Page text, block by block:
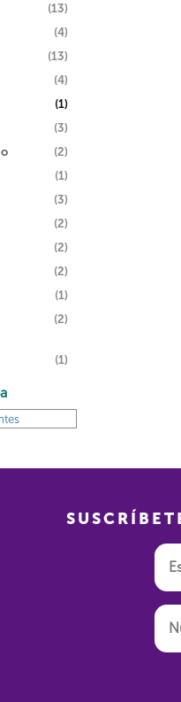
(13)
(4)
(13)
(4)
(1)
(3)
(2)
(1)
(3)
(2)
(2)
(2)
(1)
(2)
(1)